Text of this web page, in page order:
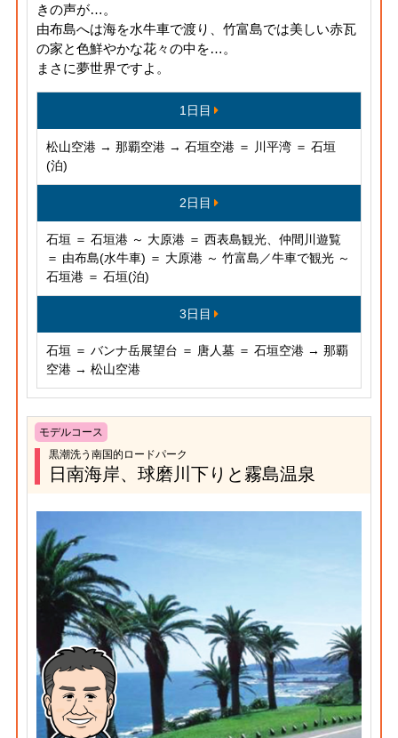
きの声が…。
由布島へは海を水牛車で渡り、竹富島では美しい赤瓦
の家と色鮮やかな花々の中を…。
まさに夢世界ですよ。
1日目
松山空港 → 那覇空港 → 石垣空港 ＝ 川平湾 ＝ 石垣
(泊)
2日目
石垣 ＝ 石垣港 ～ 大原港 ＝ 西表島観光、仲間川遊覧
＝ 由布島(水牛車) ＝ 大原港 ～ 竹富島／牛車で観光 ～
石垣港 ＝ 石垣(泊)
3日目
石垣 ＝ バンナ岳展望台 ＝ 唐人墓 ＝ 石垣空港 → 那覇
空港 → 松山空港
モデルコース
黒潮洗う南国的ロードパーク
日南海岸、球磨川下りと霧島温泉